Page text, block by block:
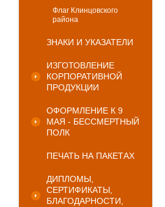
Флаг Клинцовского
района
ЗНАКИ И УКАЗАТЕЛИ
ИЗГОТОВЛЕНИЕ
КОРПОРАТИВНОЙ
ПРОДУКЦИИ
ОФОРМЛЕНИЕ К 9
МАЯ - БЕССМЕРТНЫЙ
ПОЛК
ПЕЧАТЬ НА ПАКЕТАХ
ДИПЛОМЫ,
СЕРТИФИКАТЫ,
БЛАГОДАРНОСТИ,